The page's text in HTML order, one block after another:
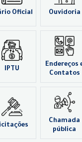
Oficial Ouvidoria
IPTU
Endereços
Contatos
Chamada
pública